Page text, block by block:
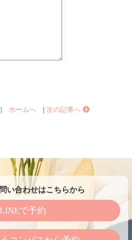
ホームへ 次の記事へ
い合わせはこちらから
LINEで予約